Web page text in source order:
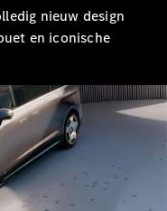
nieuw design
en iconische